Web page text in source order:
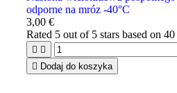
odporne na mróz -40°C
3,00 €
Rated 5 out of 5 stars based on40
 
 Dodaj do koszyka